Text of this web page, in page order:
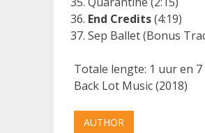
End Credits(4:19)
Sep Ballet (Bonus
Totale lengte: 1 uur en
Back Lot Music (2018)
AUTHOR